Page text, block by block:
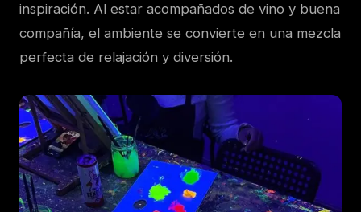
inspiración. Al estar acompañados de vino y buena
compañía, el ambiente se convierte en una mezcla
perfecta de relajación y diversión.